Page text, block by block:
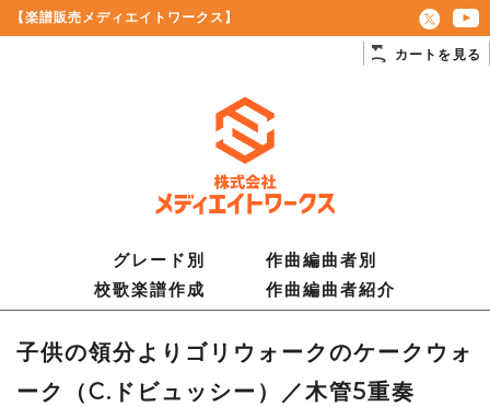
【楽譜販売メディエイトワークス】
カートを見る
グレード別
作曲編曲者別
校歌楽譜作成
作曲編曲者紹介
子供の領分よりゴリウォークのケークウォ
ーク（C.ドビュッシー）／木管5重奏